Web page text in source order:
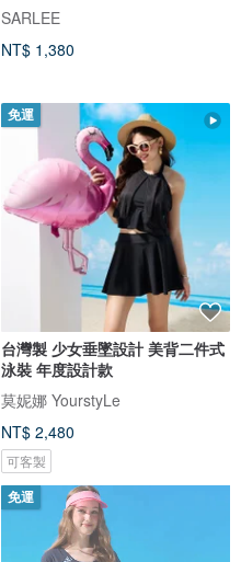
SARLEE
NT$ 1,380
免運
台灣製 少女垂墜設計 美背二件式
泳裝 年度設計款
莫妮娜 YourstyLe
NT$ 2,480
可客製
免運